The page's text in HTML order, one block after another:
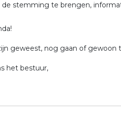
de stemming te brengen,
geweest, nog gaan of gewoon
het bestuur,